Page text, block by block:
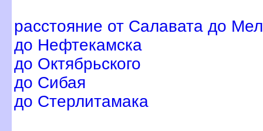
расстояние от Салавата до
до Нефтекамска
до Октябрьского
до Сибая
до Стерлитамака